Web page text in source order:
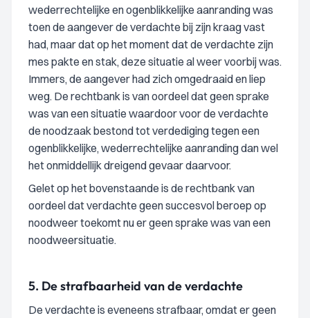
wederrechtelijke en ogenblikkelijke aanranding was
toen de aangever de verdachte bij zijn kraag vast
had, maar dat op het moment dat de verdachte zijn
mes pakte en stak, deze situatie al weer voorbij was.
Immers, de aangever had zich omgedraaid en liep
weg. De rechtbank is van oordeel dat geen sprake
was van een situatie waardoor voor de verdachte
de noodzaak bestond tot verdediging tegen een
ogenblikkelijke, wederrechtelijke aanranding dan wel
het onmiddellijk dreigend gevaar daarvoor.
Gelet op het bovenstaande is de rechtbank van
oordeel dat verdachte geen succesvol beroep op
noodweer toekomt nu er geen sprake was van een
noodweersituatie.
5. De strafbaarheid van de verdachte
De verdachte is eveneens strafbaar, omdat er geen